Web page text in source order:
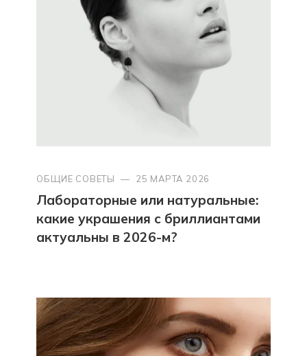
ОБЩИЕ СОВЕТЫ — 25 МАРТА 2026
Лабораторные или натуральные:
какие украшения с бриллиантами
актуальны в 2026-м?